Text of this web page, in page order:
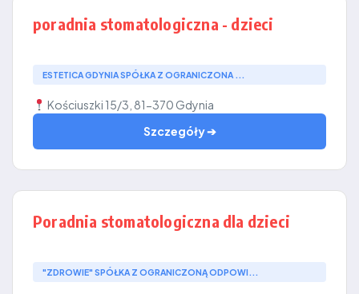
poradnia stomatologiczna - dzieci
ESTETICA GDYNIA SPÓŁKA Z OGRANICZONA ...
Kościuszki 15/3, 81-370 Gdynia
Szczegóły ➔
Poradnia stomatologiczna dla dzieci
"ZDROWIE" SPÓŁKA Z OGRANICZONĄ ODPOWI...